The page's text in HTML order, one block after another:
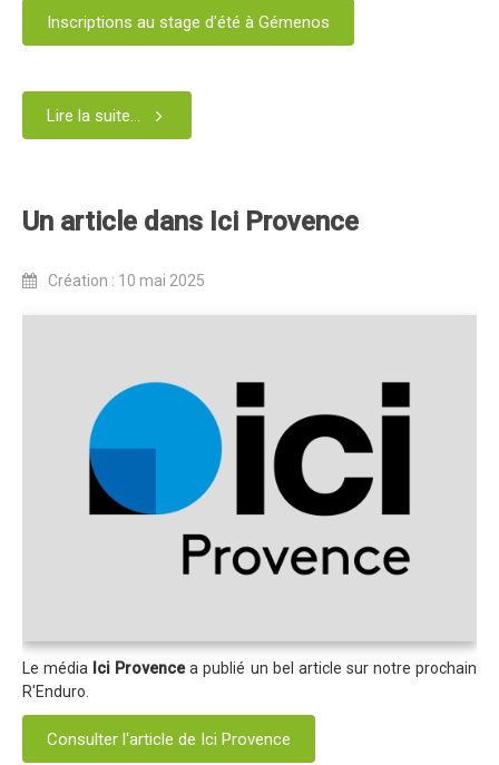
Affiche 2023
Plans des spéciales 2023
Partenaires 2023
Photos 2023
Blog 2022
Affiche 2022
Plans des spéciales 2022
Blog 2020
Dossier de Presse 2020
Edition 2019
Inscriptions au stage d'été à Gémenos
Lire la suite...
Un article dans Ici Provence
Création : 10 mai 2025
Le média Ici Provencea publié un bel article sur notre prochain
R'Enduro.
Consulter l'article de Ici Provence